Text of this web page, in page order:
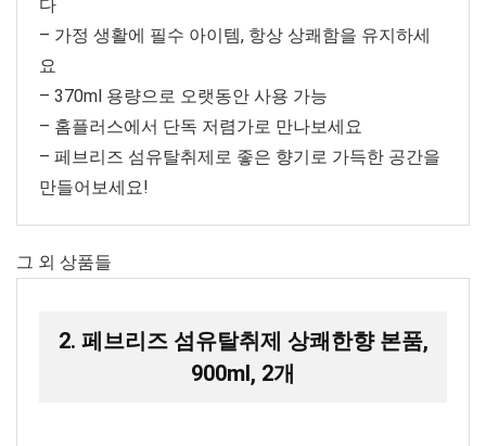
다
– 가정 생활에 필수 아이템, 항상 상쾌함을 유지하세
요
– 370ml 용량으로 오랫동안 사용 가능
– 홈플러스에서 단독 저렴가로 만나보세요
– 페브리즈 섬유탈취제로 좋은 향기로 가득한 공간을
만들어보세요!
그 외 상품들
2. 페브리즈 섬유탈취제 상쾌한향 본품,
900ml, 2개